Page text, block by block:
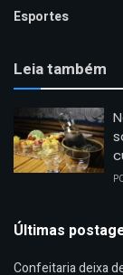
Esportes
Leia também
Últimas
Confeitaria deixa